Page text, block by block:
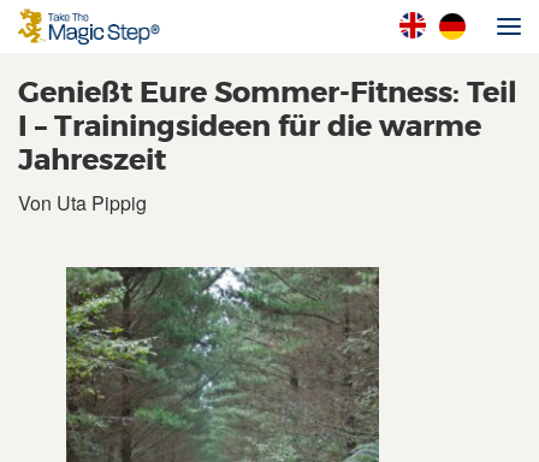
Genießt Eure Sommer-Fitness: Teil
I – Trainingsideen für die warme
Jahreszeit
Von Uta Pippig